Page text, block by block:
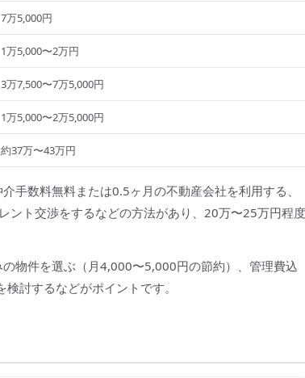
7万5,000円
1万5,000〜2万円
3万7,500〜7万5,000円
1万5,000〜2万5,000円
約37万〜43万円
手数料無料または0.5ヶ月の不動産会社を利用する、
ント交渉をするなどの方法があり、20万〜25万円程度
物件を選ぶ（月4,000〜5,000円の節約）、管理費込
討するなどがポイントです。